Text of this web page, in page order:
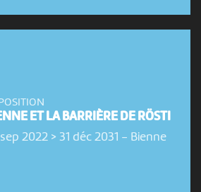
ET LA BARRIÈRE DE RÖSTI
2022 > 31 déc 2031 - Bienne